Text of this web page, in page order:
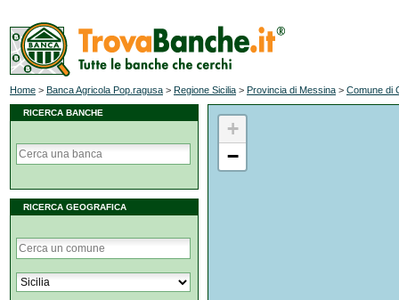
Home > Banca Agricola Pop.ragusa > Regione Sicilia > Provincia di Messina > Comune di
RICERCA BANCHE
RICERCA GEOGRAFICA
+
−